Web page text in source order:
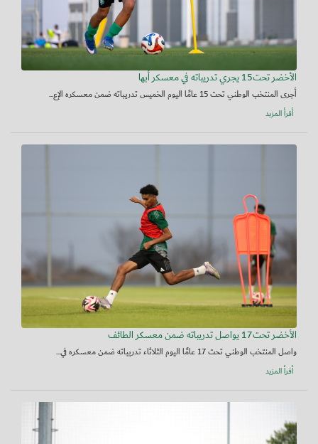
الأخضر تحت15 يجري تدريباته في معسكر أبها
أجرى المنتخب الوطني تحت 15 عامًا اليوم الخميس تدريباته ضمن معسكره الإع...
أقرأ المزيد
الأخضر تحت17 يواصل تدريباته ضمن معسكر الطائف
واصل المنتخب الوطني تحت 17 عامًا اليوم الثلاثاء تدريباته ضمن معسكره في...
أقرأ المزيد